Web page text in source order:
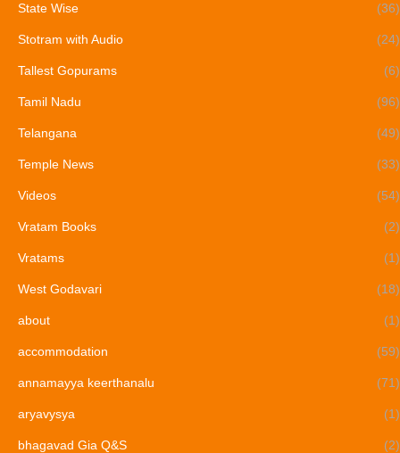
State Wise (36)
Stotram with Audio (24)
Tallest Gopurams (6)
Tamil Nadu (96)
Telangana (49)
Temple News (33)
Videos (54)
Vratam Books (2)
Vratams (1)
West Godavari (18)
about (1)
accommodation (59)
annamayya keerthanalu (71)
aryavysya (1)
bhagavad Gia Q&S (2)